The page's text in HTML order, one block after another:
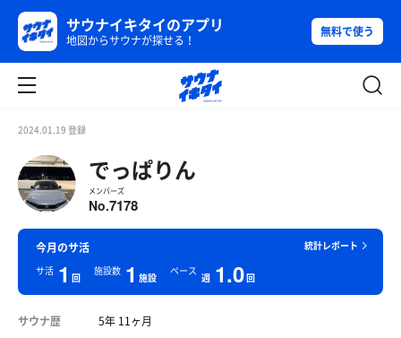
サウナイキタイのアプリ
地図からサウナが探せる！
無料で使う
2024.01.19 登録
でっぱりん
メンバーズ
No.7178
統計レポート
今月のサ活
サ活 1 回
施設数 1 施設
ペース
週 1.0回
サウナ歴
5年 11ヶ月